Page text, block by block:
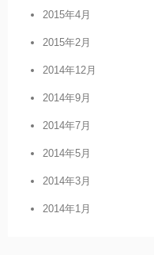
2015年4月
2015年2月
2014年12月
2014年9月
2014年7月
2014年5月
2014年3月
2014年1月